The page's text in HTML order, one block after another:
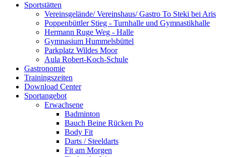
Sportstätten
Vereinsgelände/ Vereinshaus/ Gastro To Steki bei Aris
Poppenbüttler Stieg - Turnhalle und Gymnastikhalle
Hermann Ruge Weg - Halle
Gymnasium Hummelsbüttel
Parkplatz Wildes Moor
Aula Robert-Koch-Schule
Gastronomie
Trainingszeiten
Download Center
Sportangebot
Erwachsene
Badminton
Bauch Beine Rücken Po
Body Fit
Darts / Steeldarts
Fit am Morgen